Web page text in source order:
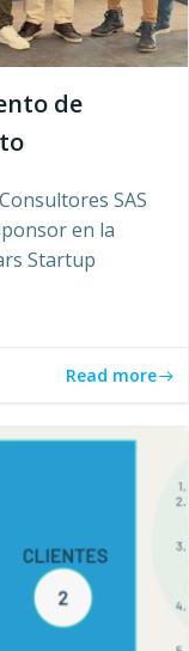
de
SAS
en la
Startup
Read more